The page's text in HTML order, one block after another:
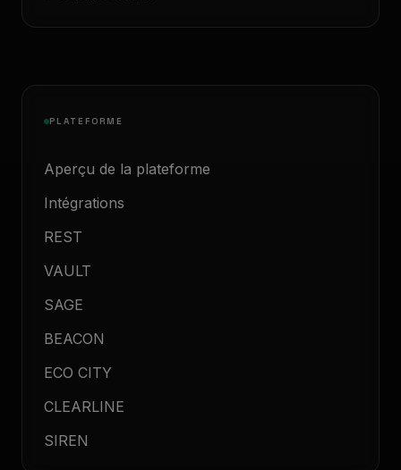
PLATEFORME
Aperçu de la plateforme
Intégrations
REST
VAULT
SAGE
BEACON
ECO CITY
CLEARLINE
SIREN